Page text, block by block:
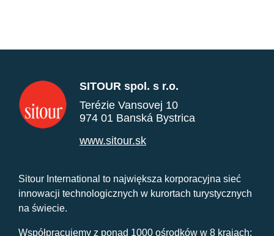
SITOUR spol. s r.o.
Terézie Vansovej 10
974 01 Banská Bystrica
www.sitour.sk
Sitour International to największa korporacyjna sieć
innowacji technologicznych w kurortach turystycznych
na świecie.
Współpracujemy z ponad 1000 ośrodków w 8 krajach: